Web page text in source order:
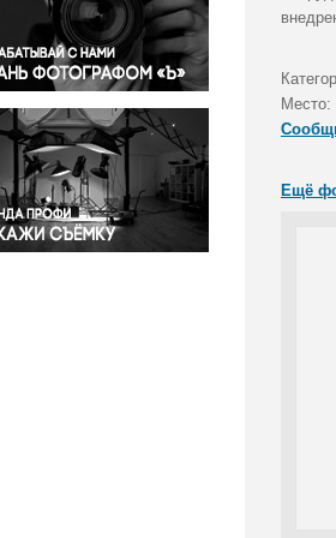
Правосудие
Происшествия и конфликты
Религия
Светская жизнь
Спорт
Экология
Экономика и бизнес
Место:
Ещё